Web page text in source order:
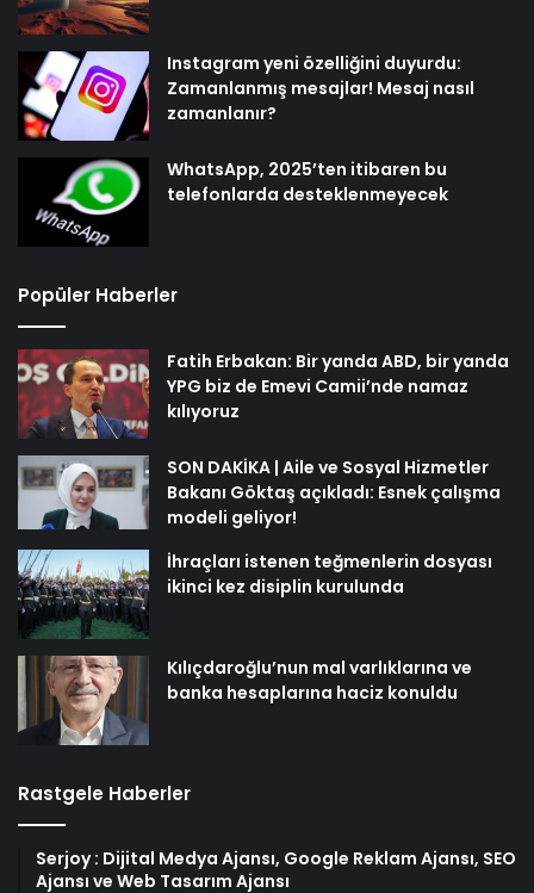
Instagram yeni özelliğini duyurdu:
Zamanlanmış mesajlar! Mesaj nasıl
zamanlanır?
WhatsApp, 2025’ten itibaren bu
telefonlarda desteklenmeyecek
Popüler Haberler
Fatih Erbakan: Bir yanda ABD, bir yanda
YPG biz de Emevi Camii’nde namaz
kılıyoruz
SON DAKİKA | Aile ve Sosyal Hizmetler
Bakanı Göktaş açıkladı: Esnek çalışma
modeli geliyor!
İhraçları istenen teğmenlerin dosyası
ikinci kez disiplin kurulunda
Kılıçdaroğlu’nun mal varlıklarına ve
banka hesaplarına haciz konuldu
Rastgele Haberler
Serjoy : Dijital Medya Ajansı, Google Reklam Ajansı, SEO
Ajansı ve Web Tasarım Ajansı